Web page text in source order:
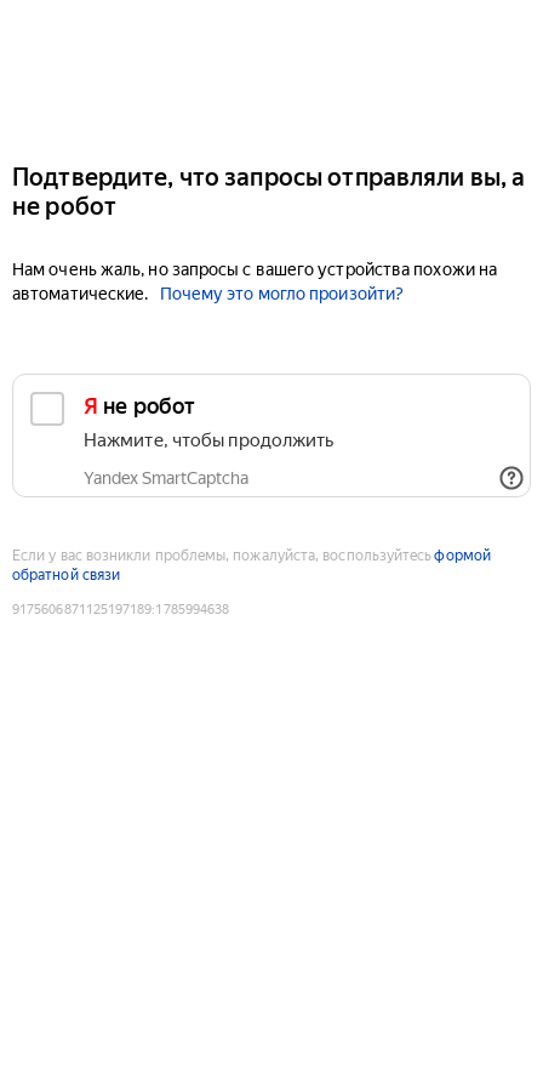
Подтвердите, что запросы отправляли вы, а
не робот
Нам очень жаль, но запросы с вашего устройства похожи на
автоматические.
Почему это могло произойти?
Я не робот
Нажмите, чтобы продолжить
Yandex SmartCaptcha
Если у вас возникли проблемы, пожалуйста, воспользуйтесьформой
обратной связи
9175606871125197189:1785994638